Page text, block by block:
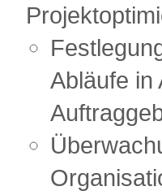
Abläufe in